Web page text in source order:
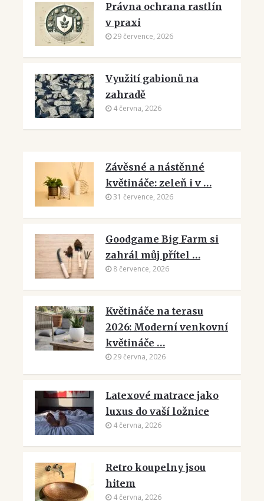
Právna ochrana rastlín
v praxi
29 července, 2026
Využití gabionů na
zahradě
4 června, 2026
Závěsné a nástěnné
květináče: zeleň i v …
31 července, 2026
Goodgame Big Farm si
zahrál můj přítel …
8 července, 2026
Květináče na terasu
2026: Moderní venkovní
květináče …
29 června, 2026
Latexové matrace jako
luxus do vaší ložnice
4 června, 2026
Retro koupelny jsou
hitem
4 června, 2026